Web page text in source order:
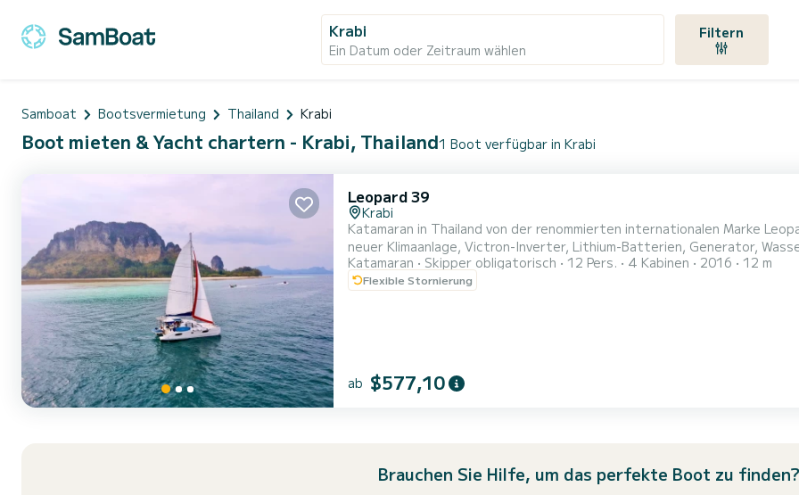
Krabi
Ein Datum oder Zeitraum wählen
Filtern
Samboat Bootsvermietung Thailand Krabi
Boot mieten & Yacht chartern - Krabi, Thailand1 Boot verfügbar in Krabi
Leopard 39
Krabi
Katamaran in Thailand von der renommierten internationalen Marke
neuer Klimaanlage, Victron-Inverter, Lithium-Batterien, Generator,
bis zu 12 Personen an Bord, verfügt über 4 Doppelkabinen, alle mit
12 Personen bequem übernachten, sowie ein Innensalon mit
Katamaran Skipper obligatorisch 12 Pers. 4 Kabinen 2016 12 m
Flexible Stornierung
ab $577,10
Brauchen Sie Hilfe, um das perfekte Boot zu finden?